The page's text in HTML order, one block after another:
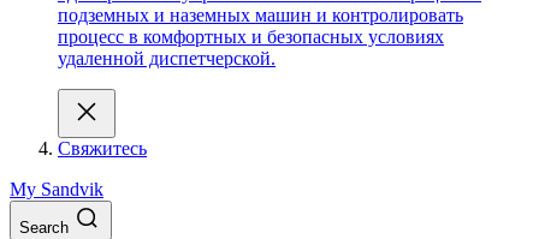
подземных и наземных машин и контролировать
процесс в комфортных и безопасных условиях
удаленной диспетчерской.
Свяжитесь
My Sandvik
Search